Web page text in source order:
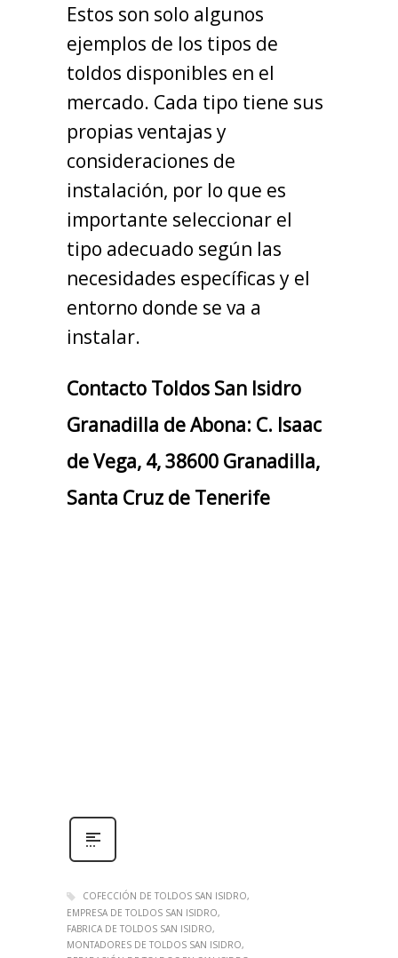
Estos son solo algunos
ejemplos de los tipos de
toldos disponibles en el
mercado. Cada tipo tiene sus
propias ventajas y
consideraciones de
instalación, por lo que es
importante seleccionar el
tipo adecuado según las
necesidades específicas y el
entorno donde se va a
instalar.
Contacto Toldos San Isidro
Granadilla de Abona: C. Isaac
de Vega, 4, 38600 Granadilla,
Santa Cruz de Tenerife
COFECCIÓN DE TOLDOS SAN ISIDRO
EMPRESA DE TOLDOS SAN ISIDRO
FABRICA DE TOLDOS SAN ISIDRO
MONTADORES DE TOLDOS SAN ISIDRO